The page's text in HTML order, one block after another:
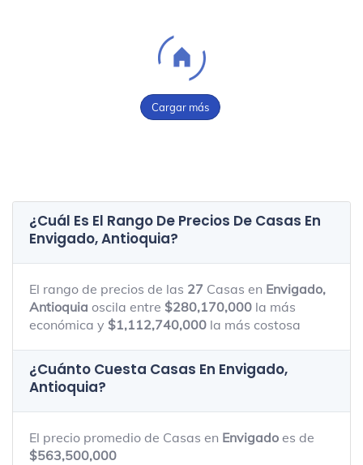
Cargar más
¿Cuál Es El Rango De Precios De Casas En
Envigado, Antioquia?
El rango de precios de las 27 Casas en Envigado,
Antioquia oscila entre $280,170,000 la más
económica y $1,112,740,000 la más costosa
¿Cuánto Cuesta Casas En Envigado,
Antioquia?
El precio promedio de Casas en Envigado es de
$563,500,000